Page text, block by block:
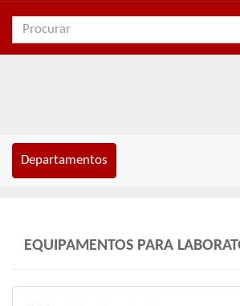
Departamentos
EQUIPAMENTOS PARA